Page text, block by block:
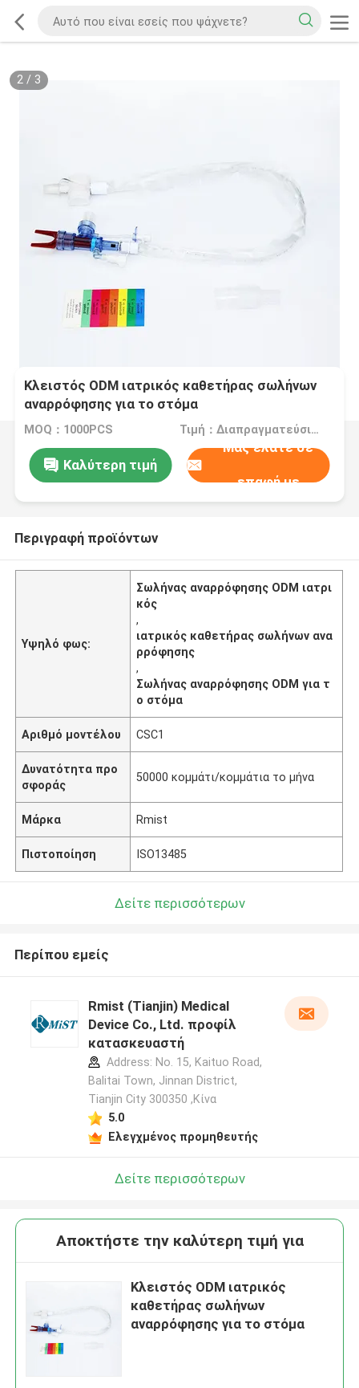
2/ 3
Κλειστός ODM ιατρικός καθετήρας σωλήνων
αναρρόφησης για το στόμα
MOQ：1000PCS Τιμή：Διαπραγματεύσιμα
Καλύτερη τιμή
Μας ελάτε σε
επαφή με
Περιγραφή προϊόντων
Υψηλό φως:
Σωλήνας αναρρόφησης ODM ιατρι
κός
,
ιατρικός καθετήρας σωλήνων ανα
ρρόφησης
,
Σωλήνας αναρρόφησης ODM για τ
ο στόμα
Αριθμό μοντέλου CSC1
Δυνατότητα προ
σφοράς
50000 κομμάτι/κομμάτια το μήνα
Μάρκα Rmist
Πιστοποίηση ISO13485
Δείτε περισσότερων
Περίπου εμείς
Rmist (Tianjin) Medical
Device Co., Ltd. προφίλ
κατασκευαστή
Address: No. 15, Kaituo Road,
Balitai Town, Jinnan District,
Tianjin City 300350 ,Κίνα
5.0
Ελεγχμένος προμηθευτής
Δείτε περισσότερων
Αποκτήστε την καλύτερη τιμή για
Κλειστός ODM ιατρικός
καθετήρας σωλήνων
αναρρόφησης για το στόμα